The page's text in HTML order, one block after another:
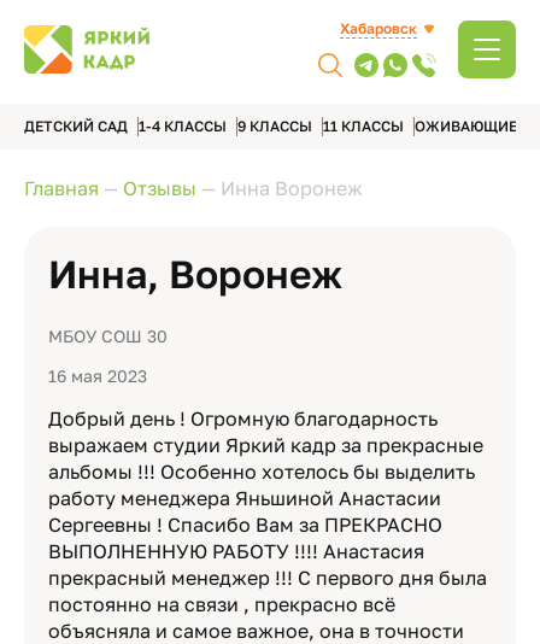
Хабаровск
ДЕТСКИЙ САД 1-4 КЛАССЫ 9 КЛАССЫ 11 КЛАССЫ ОЖИВАЮЩИЕ
Главная — Отзывы — Инна Воронеж
Инна, Воронеж
МБОУ СОШ 30
16 мая 2023
Добрый день ! Огромную благодарность
выражаем студии Яркий кадр за прекрасные
альбомы !!! Особенно хотелось бы выделить
работу менеджера Яньшиной Анастасии
Сергеевны ! Спасибо Вам за ПРЕКРАСНО
ВЫПОЛНЕННУЮ РАБОТУ !!!! Анастасия
прекрасный менеджер !!! С первого дня была
постоянно на связи , прекрасно всё
объясняла и самое важное, она в точности